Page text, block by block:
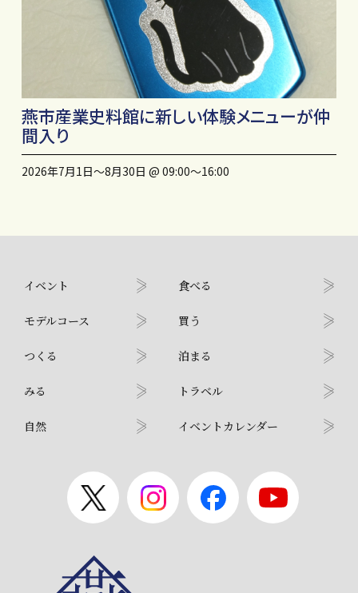
燕市産業史料館に新しい体験メニューが仲
間入り
2026年7月1日〜8月30日 @ 09:00〜16:00
イベント
モデルコース
つくる
みる
自然
食べる
買う
泊まる
トラベル
イベントカレンダー